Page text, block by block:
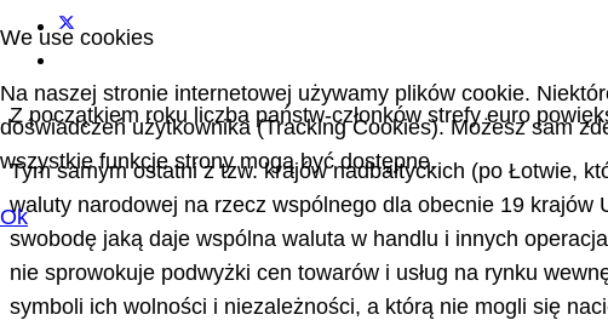
Z początkiem roku liczba państw-członków strefy euro
Tym samym ostatni z tzw. krajów nadbałtyckich (po Łotwie,
waluty narodowej na rzecz wspólnego dla obecnie 19
swobodę jaką daje wspólna waluta w handlu i innych
nie sprowokuje podwyżki cen towarów i usług na rynku
symboli ich wolności i niezależności, a którą nie mogli się
We use cookies
Na naszej stronie internetowej używamy plików cookie.
doświadczeń użytkownika (Tracking Cookies). Możesz sam
wszystkie funkcje strony mogą być dostępne.
Ok